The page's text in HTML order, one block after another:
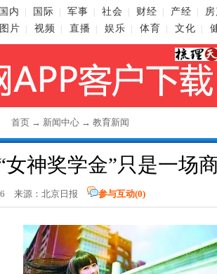
国内 国际 军事 社会 财经 产经
图片 视频 直播 娱乐 体育 文化
首页 → 新闻中心 → 教育新闻
女神奖学金”只是一场
来源：北京日报 参与互动(0)